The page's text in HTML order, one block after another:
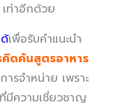
ท่าอีกด้วย
เพื่อรับคำแนะนำ
คิดค้นสูตรอาหาร
รจำหน่าย เพราะ
มีความเชี่ยวชาญ